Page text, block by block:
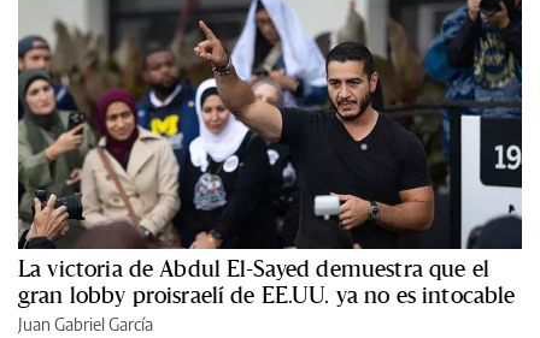
La victoria de Abdul El-Sayed demuestra que el
gran lobby proisraelí de EE.UU. ya no es intocable
Juan Gabriel García